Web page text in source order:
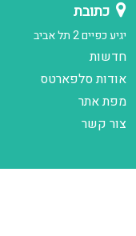
כתובת
יגיע כפיים 2 תל אביב
חדשות
אודות סלפארטס
מפת אתר
צור קשר